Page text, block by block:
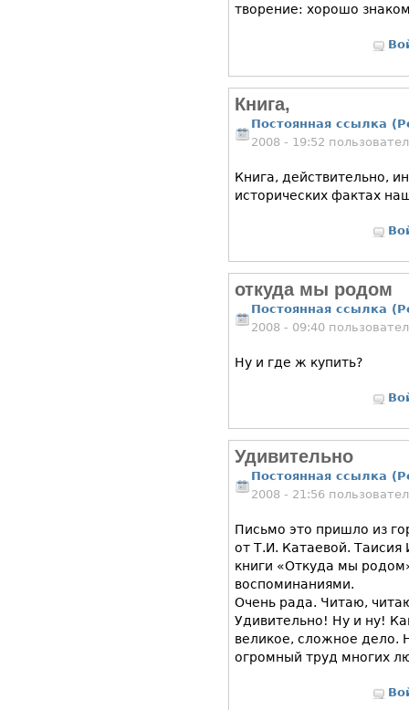
творение: хорошо
Книга,
Постоянная ссылка
2008 - 19:52
Книга, действительно,
исторических фактах
откуда мы родом
Постоянная ссылка
2008 - 09:40
Ну и где ж купить?
Удивительно
Постоянная ссылка
2008 - 21:56
Письмо это пришло из
от Т.И. Катаевой. Таисия
книги «Откуда мы
воспоминаниями.
Очень рада. Читаю,
Удивительно! Ну и ну!
великое, сложное дело.
огромный труд многих